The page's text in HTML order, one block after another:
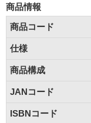
商品情報
商品コード
仕様
商品構成
JANコード
ISBNコード